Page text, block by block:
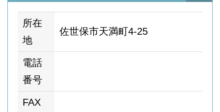
所在
地
佐世保市天満町4-25
電話
番号
FAX